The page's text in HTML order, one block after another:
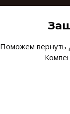
Поможем вернуть